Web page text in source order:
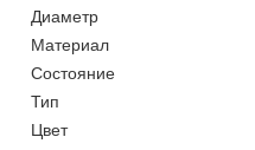
Диаметр
Материал
Состояние
Тип
Цвет